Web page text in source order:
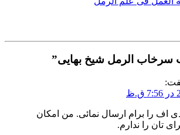
سرخاب الرمل شیخ بهایی”
اف را برام ارسال نمائی. من امکان
تان را ندارم.